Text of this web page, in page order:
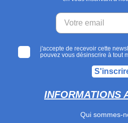
j'accepte de recevoir cette
pouvez vous désinscrire à tout
INFORMATIONS
Qui sommes-